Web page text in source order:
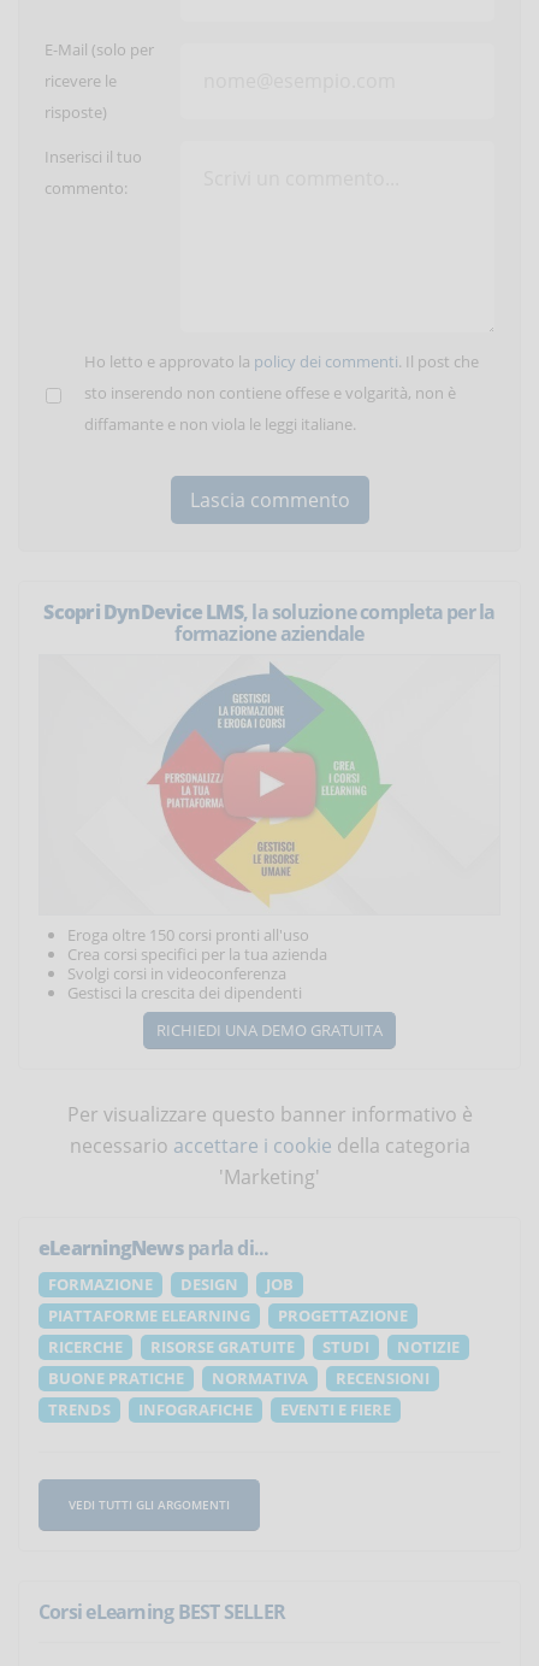
E-Mail (solo per
ricevere le
risposte)
Inserisci il tuo
commento:
Ho letto e approvato la policy dei commenti. Il post che
sto inserendo non contiene offese e volgarità, non è
diffamante e non viola le leggi italiane.
Scopri DynDevice LMS, la soluzione completa per la
formazione aziendale
Eroga oltre 150 corsi pronti all'uso
Crea corsi specifici per la tua azienda
Svolgi corsi in videoconferenza
Gestisci la crescita dei dipendenti
RICHIEDI UNA DEMO GRATUITA
Per visualizzare questo banner informativo è
necessario accettare i cookie della categoria
'Marketing'
eLearningNewsparla di...
FORMAZIONE DESIGN
JOB
PIATTAFORME ELEARNING
PROGETTAZIONE
RICERCHE
RISORSE GRATUITE STUDI
NOTIZIE
BUONE PRATICHE
NORMATIVA
RECENSIONI
TRENDS
INFOGRAFICHE EVENTI E FIERE
VEDI TUTTI GLI ARGOMENTI
Corsi eLearning BEST SELLER